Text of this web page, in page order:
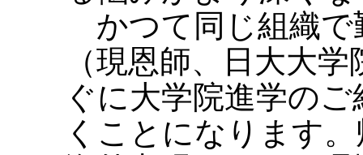
かつて同じ組織で
（現恩師、日大大
ぐに大学院進学の
くことになります